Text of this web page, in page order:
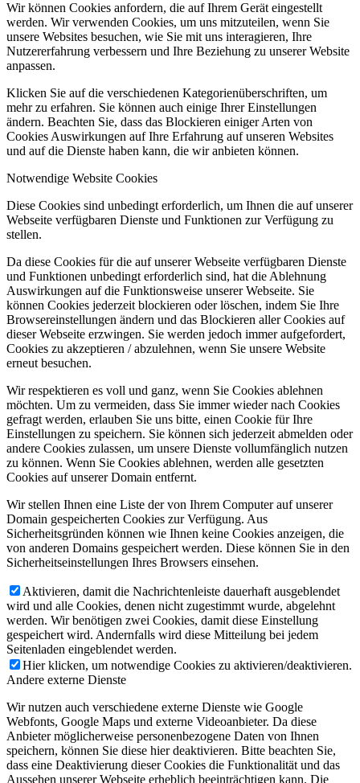
Wir können Cookies anfordern, die auf Ihrem Gerät eingestellt
werden. Wir verwenden Cookies, um uns mitzuteilen, wenn Sie
unsere Websites besuchen, wie Sie mit uns interagieren, Ihre
Nutzererfahrung verbessern und Ihre Beziehung zu unserer Website
anpassen.
Klicken Sie auf die verschiedenen Kategorienüberschriften, um
mehr zu erfahren. Sie können auch einige Ihrer Einstellungen
ändern. Beachten Sie, dass das Blockieren einiger Arten von
Cookies Auswirkungen auf Ihre Erfahrung auf unseren Websites
und auf die Dienste haben kann, die wir anbieten können.
Notwendige Website Cookies
Diese Cookies sind unbedingt erforderlich, um Ihnen die auf unserer
Webseite verfügbaren Dienste und Funktionen zur Verfügung zu
stellen.
Da diese Cookies für die auf unserer Webseite verfügbaren Dienste
und Funktionen unbedingt erforderlich sind, hat die Ablehnung
Auswirkungen auf die Funktionsweise unserer Webseite. Sie
können Cookies jederzeit blockieren oder löschen, indem Sie Ihre
Browsereinstellungen ändern und das Blockieren aller Cookies auf
dieser Webseite erzwingen. Sie werden jedoch immer aufgefordert,
Cookies zu akzeptieren / abzulehnen, wenn Sie unsere Website
erneut besuchen.
Wir respektieren es voll und ganz, wenn Sie Cookies ablehnen
möchten. Um zu vermeiden, dass Sie immer wieder nach Cookies
gefragt werden, erlauben Sie uns bitte, einen Cookie für Ihre
Einstellungen zu speichern. Sie können sich jederzeit abmelden oder
andere Cookies zulassen, um unsere Dienste vollumfänglich nutzen
zu können. Wenn Sie Cookies ablehnen, werden alle gesetzten
Cookies auf unserer Domain entfernt.
Wir stellen Ihnen eine Liste der von Ihrem Computer auf unserer
Domain gespeicherten Cookies zur Verfügung. Aus
Sicherheitsgründen können wie Ihnen keine Cookies anzeigen, die
von anderen Domains gespeichert werden. Diese können Sie in den
Sicherheitseinstellungen Ihres Browsers einsehen.
Aktivieren, damit die Nachrichtenleiste dauerhaft ausgeblendet
wird und alle Cookies, denen nicht zugestimmt wurde, abgelehnt
werden. Wir benötigen zwei Cookies, damit diese Einstellung
gespeichert wird. Andernfalls wird diese Mitteilung bei jedem
Seitenladen eingeblendet werden.
Hier klicken, um notwendige Cookies zu aktivieren/deaktivieren.
Andere externe Dienste
Wir nutzen auch verschiedene externe Dienste wie Google
Webfonts, Google Maps und externe Videoanbieter. Da diese
Anbieter möglicherweise personenbezogene Daten von Ihnen
speichern, können Sie diese hier deaktivieren. Bitte beachten Sie,
dass eine Deaktivierung dieser Cookies die Funktionalität und das
Aussehen unserer Webseite erheblich beeinträchtigen kann. Die